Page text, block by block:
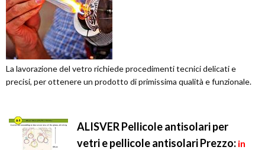
La lavorazione del vetro richiede procedimenti tecnici delicati e
precisi, per ottenere un prodotto di primissima qualità e funzionale.
ALISVER Pellicole antisolari per
vetri e pellicole antisolariPrezzo: in